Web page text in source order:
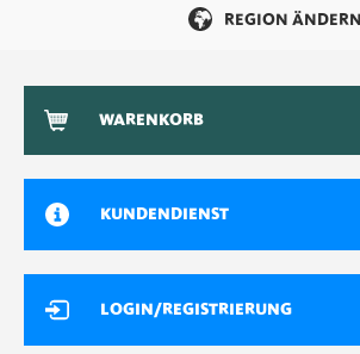
REGION ÄNDERN
WARENKORB
KUNDENDIENST
LOGIN/REGISTRIERUNG